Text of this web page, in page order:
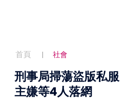
首頁 社會
刑事局掃蕩盜版私服
主嫌等4人落網